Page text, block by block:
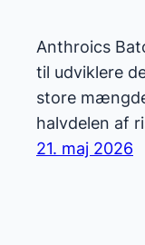
Anthroics
til udviklere
store
halvdelen af
21. maj 2026